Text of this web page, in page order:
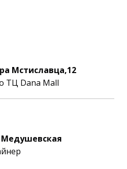
Мстиславца,12
ТЦ Dana Mall
Медушевская